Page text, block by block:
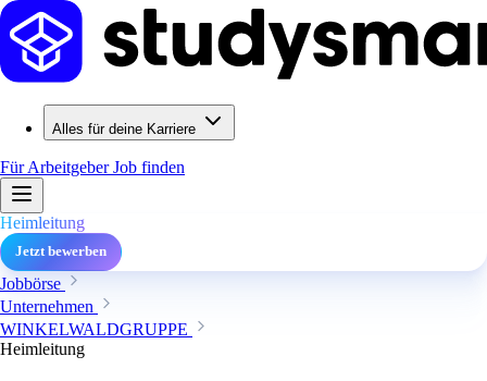
Alles für deine Karriere
Für ArbeitgeberJob finden
Heimleitung
Jetzt bewerben
Jobbörse
Unternehmen
WINKELWALDGRUPPE
Heimleitung